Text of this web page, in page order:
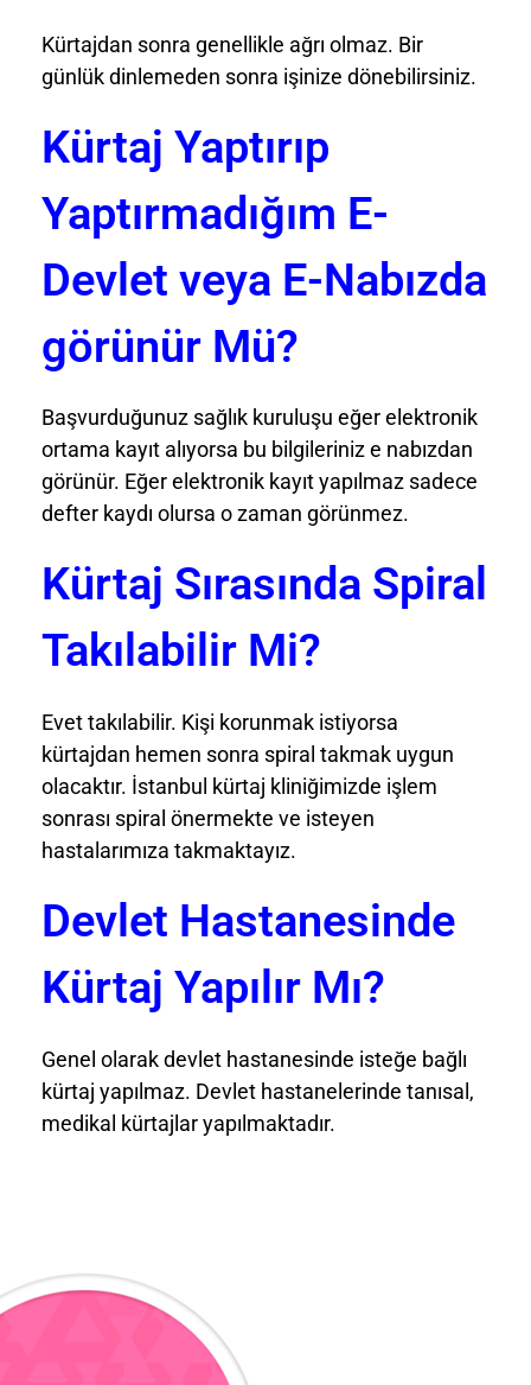
Kürtajdan sonra genellikle ağrı olmaz. Bir
günlük dinlemeden sonra işinize dönebilirsiniz.
Kürtaj Yaptırıp
Yaptırmadığım E-
Devlet veya E-Nabızda
görünür Mü?
Başvurduğunuz sağlık kuruluşu eğer elektronik
ortama kayıt alıyorsa bu bilgileriniz e nabızdan
görünür. Eğer elektronik kayıt yapılmaz sadece
defter kaydı olursa o zaman görünmez.
Kürtaj Sırasında Spiral
Takılabilir Mi?
Evet takılabilir. Kişi korunmak istiyorsa
kürtajdan hemen sonra spiral takmak uygun
olacaktır. İstanbul kürtaj kliniğimizde işlem
sonrası spiral önermekte ve isteyen
hastalarımıza takmaktayız.
Devlet Hastanesinde
Kürtaj Yapılır Mı?
Genel olarak devlet hastanesinde isteğe bağlı
kürtaj yapılmaz. Devlet hastanelerinde tanısal,
medikal kürtajlar yapılmaktadır.